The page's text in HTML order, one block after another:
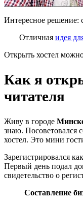
Интересное решение:
Отличная идея
Открыть хостел
Как я
читателя
Живу в городе
знаю. Посоветовался
хостел. Это мини
Зарегистрировался
Первый день подал
свидетельство о
Составление